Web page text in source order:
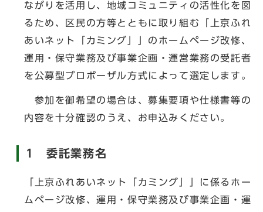
ながりを活用し、地域コミュニティの活性化を図
るため、区民の方等とともに取り組む「上京ふれ
あいネット「カミング」」のホームページ改修、
運用・保守業務及び事業企画・運営業務の受託者
を公募型プロポーザル方式によって選定します。
参加を御希望の場合は、募集要項や仕様書等の
内容を十分確認のうえ、お申込みください。
1 委託業務名
「上京ふれあいネット「カミング」」に係るホー
ムページ改修、運用・保守業務及び事業企画・運